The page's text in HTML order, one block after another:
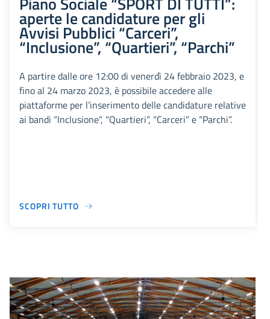
aperte le candidature per gli
Avvisi Pubblici “Carceri”,
“Inclusione”, “Quartieri”, “Parchi”
A partire dalle ore 12:00 di venerdì 24 febbraio 2023, e
fino al 24 marzo 2023, è possibile accedere alle
piattaforme per l’inserimento delle candidature relative
ai bandi “Inclusione”, “Quartieri”, “Carceri” e “Parchi”.
SCOPRI TUTTO